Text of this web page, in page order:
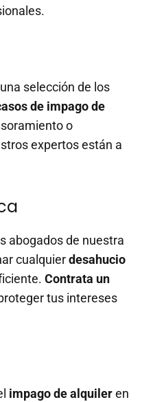
selección de los
de impago de
o
expertos están a
abogados de nuestra
cualquierdesahucio
Contrata un
tus intereses
impago de alquileren